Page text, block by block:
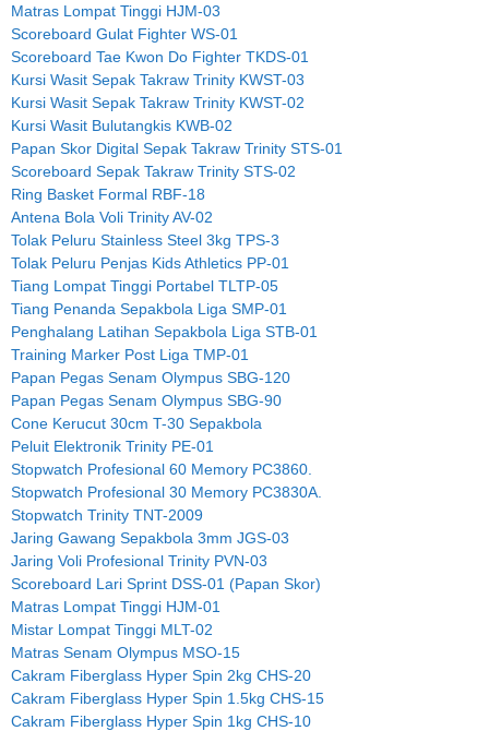
Matras Lompat Tinggi HJM-03
Scoreboard Gulat Fighter WS-01
Scoreboard Tae Kwon Do Fighter TKDS-01
Kursi Wasit Sepak Takraw Trinity KWST-03
Kursi Wasit Sepak Takraw Trinity KWST-02
Kursi Wasit Bulutangkis KWB-02
Papan Skor Digital Sepak Takraw Trinity STS-01
Scoreboard Sepak Takraw Trinity STS-02
Ring Basket Formal RBF-18
Antena Bola Voli Trinity AV-02
Tolak Peluru Stainless Steel 3kg TPS-3
Tolak Peluru Penjas Kids Athletics PP-01
Tiang Lompat Tinggi Portabel TLTP-05
Tiang Penanda Sepakbola Liga SMP-01
Penghalang Latihan Sepakbola Liga STB-01
Training Marker Post Liga TMP-01
Papan Pegas Senam Olympus SBG-120
Papan Pegas Senam Olympus SBG-90
Cone Kerucut 30cm T-30 Sepakbola
Peluit Elektronik Trinity PE-01
Stopwatch Profesional 60 Memory PC3860.
Stopwatch Profesional 30 Memory PC3830A.
Stopwatch Trinity TNT-2009
Jaring Gawang Sepakbola 3mm JGS-03
Jaring Voli Profesional Trinity PVN-03
Scoreboard Lari Sprint DSS-01 (Papan Skor)
Matras Lompat Tinggi HJM-01
Mistar Lompat Tinggi MLT-02
Matras Senam Olympus MSO-15
Cakram Fiberglass Hyper Spin 2kg CHS-20
Cakram Fiberglass Hyper Spin 1.5kg CHS-15
Cakram Fiberglass Hyper Spin 1kg CHS-10